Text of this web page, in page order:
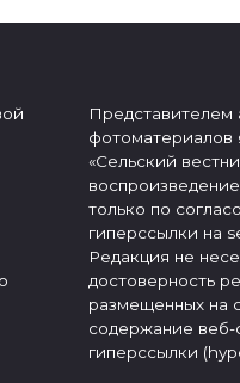
Представителем
фотоматериалов
«Сельский
только по
гиперссылки на
Редакция не
достоверность
размещенных на
содержание веб-
гиперссылки